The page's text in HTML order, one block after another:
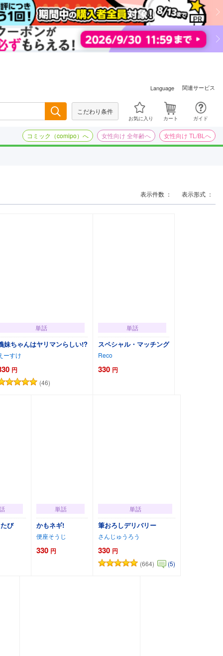
Language 関連サービス
こだわり条件
お気に入り カート ガイド
コミック（comipo）へ 女性向け 全年齢へ 女性向け TL/BLへ
表示形式 ：
表示件数 ：
単話
妹ちゃんはヤリマンらしい!?
ーすけ
円
(46)
カートに追加
単話
スペシャル・マッチング
Reco
330 円
び
単話
かもネギ!
便座そうじ
330 円
単話
筆おろしデリバリー
さんじゅうろう
330 円
(664) (5)
カートに追加